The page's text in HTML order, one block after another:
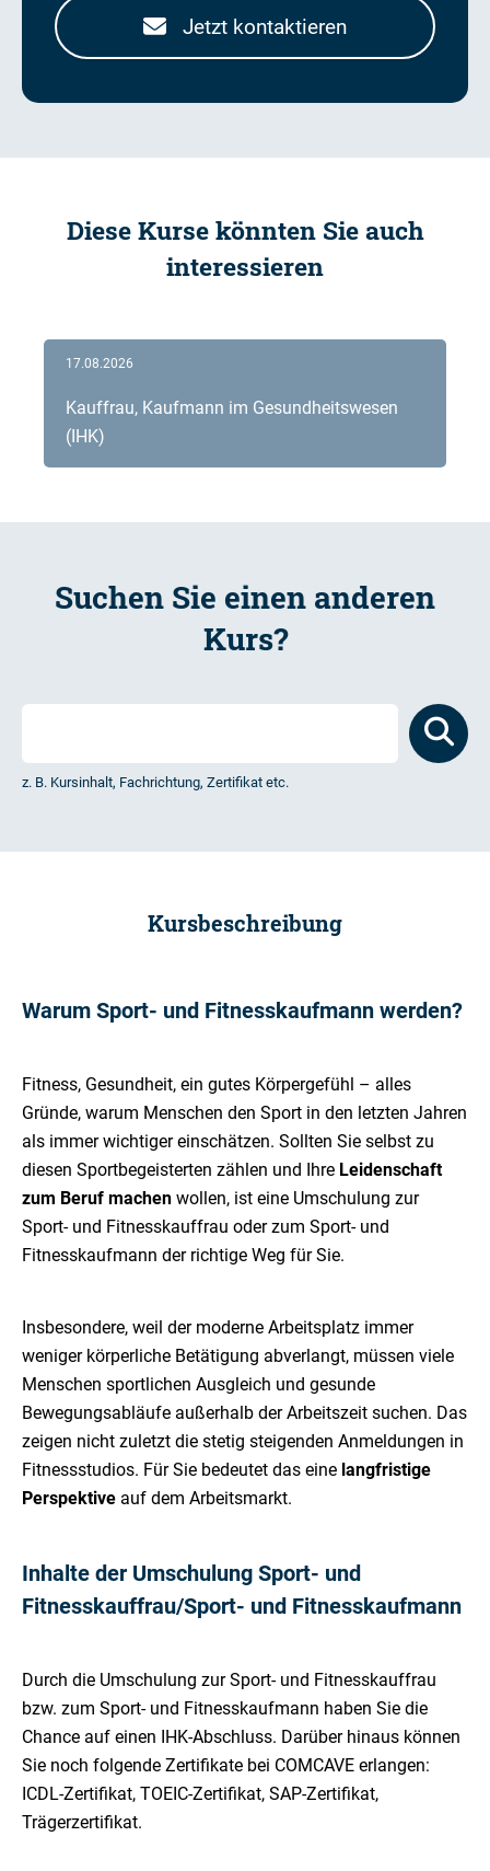
Jetzt kontaktieren
Diese Kurse könnten Sie auch
interessieren
Kauffrau, Kaufmann im Gesundheitswesen
(IHK)
17.08.2026
Suchen Sie einen anderen
Kurs?
z. B. Kursinhalt, Fachrichtung, Zertifikat etc.
Kursbeschreibung
Warum Sport- und Fitnesskaufmann werden?
Fitness, Gesundheit, ein gutes Körpergefühl – alles
Gründe, warum Menschen den Sport in den letzten Jahren
als immer wichtiger einschätzen. Sollten Sie selbst zu
diesen Sportbegeisterten zählen und Ihre Leidenschaft
zum Beruf machen wollen, ist eine Umschulung zur
Sport- und Fitnesskauffrau oder zum Sport- und
Fitnesskaufmann der richtige Weg für Sie.
Insbesondere, weil der moderne Arbeitsplatz immer
weniger körperliche Betätigung abverlangt, müssen viele
Menschen sportlichen Ausgleich und gesunde
Bewegungsabläufe außerhalb der Arbeitszeit suchen. Das
zeigen nicht zuletzt die stetig steigenden Anmeldungen in
Fitnessstudios. Für Sie bedeutet das eine langfristige
Perspektive auf dem Arbeitsmarkt.
Inhalte der Umschulung Sport- und
Fitnesskauffrau/Sport- und Fitnesskaufmann
Durch die Umschulung zur Sport- und Fitnesskauffrau
bzw. zum Sport- und Fitnesskaufmann haben Sie die
Chance auf einen IHK-Abschluss. Darüber hinaus können
Sie noch folgende Zertifikate bei COMCAVE erlangen:
ICDL-Zertifikat, TOEIC-Zertifikat, SAP-Zertifikat,
Trägerzertifikat.